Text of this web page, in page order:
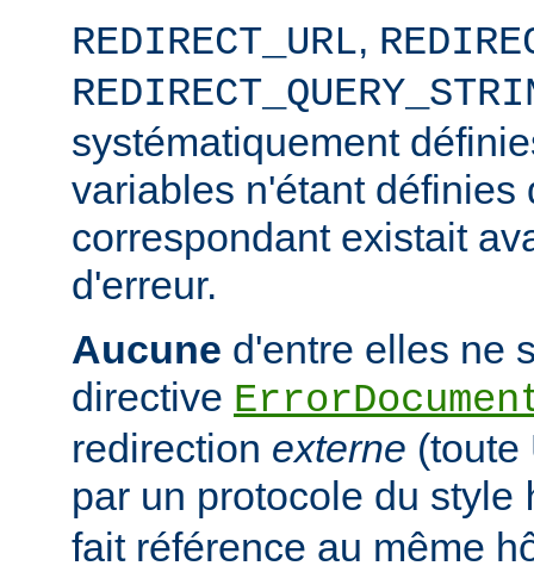
REDIRECT_URL,
systématiquement
variables n'étant définies
correspondant existait
d'erreur.
Aucune d'entre elles ne
directive
redirection externe (toute
par un protocole du style
fait référence au même